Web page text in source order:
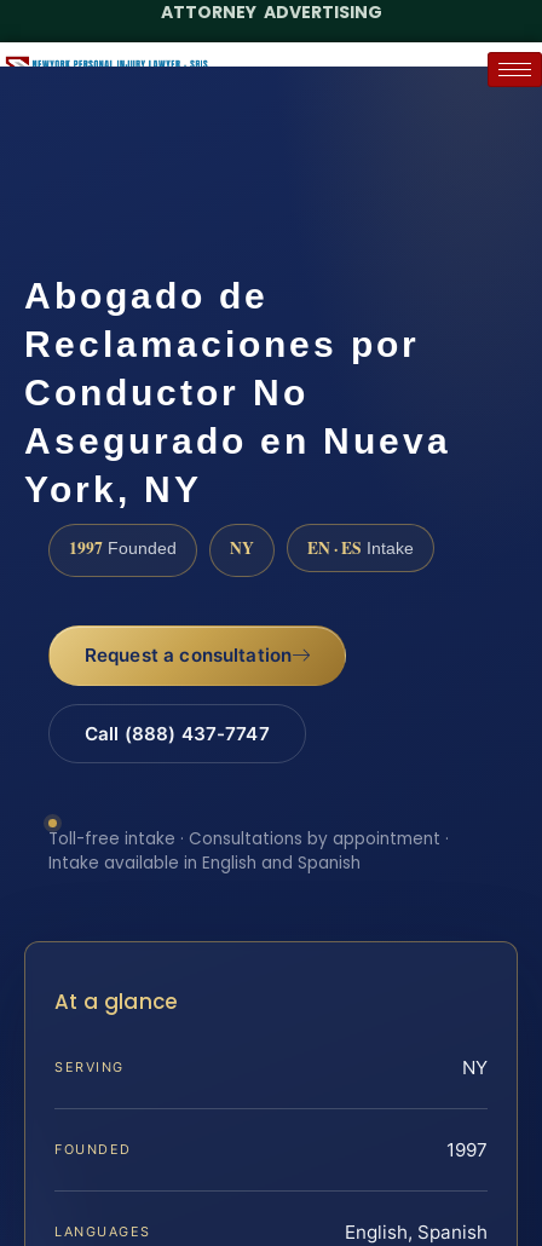
ATTORNEY ADVERTISING
Abogado de
Reclamaciones por
Conductor No
Asegurado en Nueva
York, NY
1997 Founded NY EN · ES Intake
Request a consultation
Call (888) 437-7747
Toll-free intake · Consultations by appointment ·
Intake available in English and Spanish
At a glance
SERVING NY
FOUNDED 1997
LANGUAGES English, Spanish